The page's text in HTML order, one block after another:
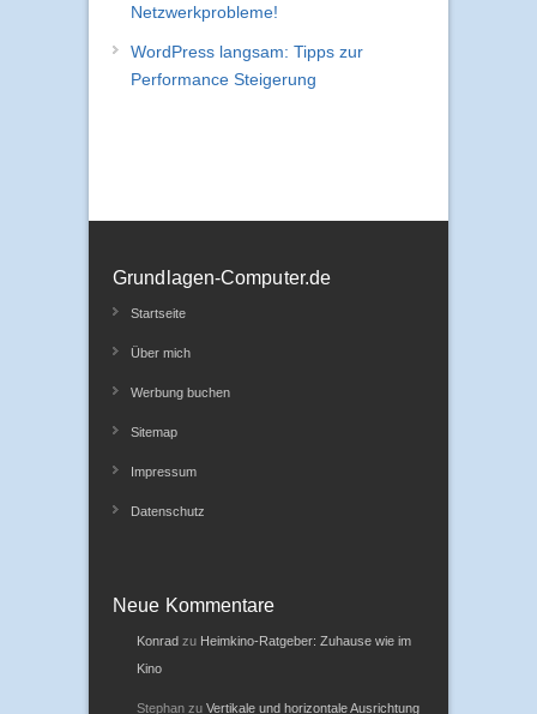
Netzwerkprobleme!
WordPress langsam: Tipps zur
Performance Steigerung
Grundlagen-Computer.de
Startseite
Über mich
Werbung buchen
Sitemap
Impressum
Datenschutz
Neue Kommentare
Konrad zu Heimkino-Ratgeber: Zuhause wie im
Kino
Stephan zu Vertikale und horizontale Ausrichtung